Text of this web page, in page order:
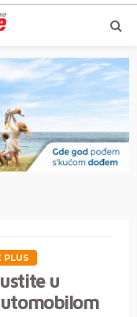
PLUS
u